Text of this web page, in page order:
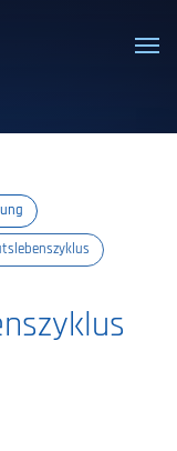
SSL/TLS-